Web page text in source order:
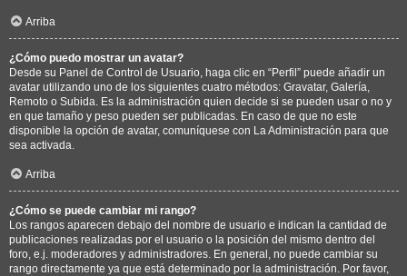
Arriba
¿Cómo puedo mostrar un avatar?
Desde su Panel de Control de Usuario, haga clic en “Perfil” puede añadir un
avatar utilizando uno de los siguientes cuatro métodos: Gravatar, Galería,
Remoto o Subida. Es la administración quien decide si se pueden usar o no y
en que tamaño y peso pueden ser publicadas. En caso de que no este
disponible la opción de avatar, comuníquese con La Administración para que
sea activada.
Arriba
¿Cómo se puede cambiar mi rango?
Los rangos aparecen debajo del nombre de usuario e indican la cantidad de
publicaciones realizadas por el usuario o la posición del mismo dentro del
foro, e.j. moderadores y administradores. En general, no puede cambiar su
rango directamente ya que está determinado por la administración. Por favor,